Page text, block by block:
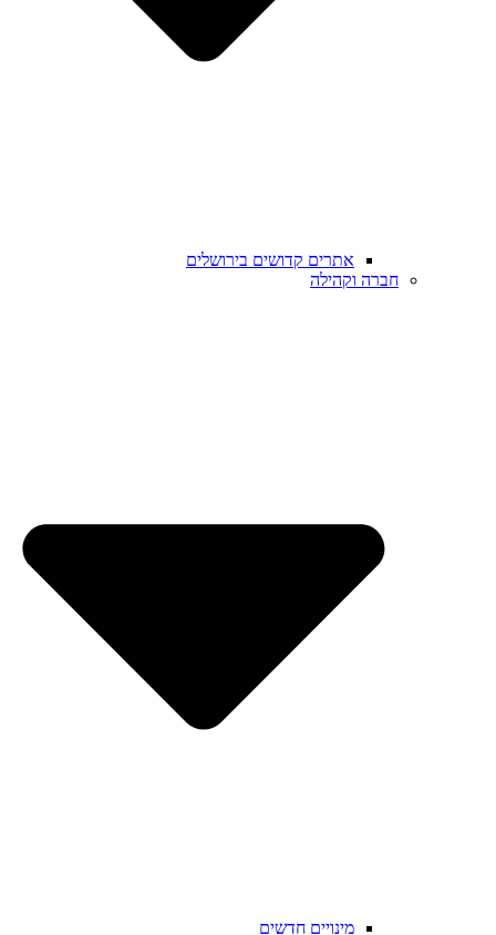
אתרים קדושים בירושלים
חברה וקהילה
מינויים חדשים